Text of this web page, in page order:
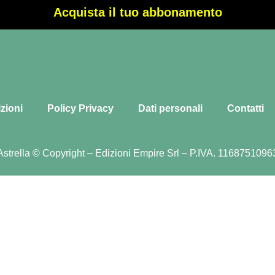
Acquista il tuo abbonamento
Policy Privacy Dati personali Contatti
© Copyright – Edizioni Empire Srl – P.IVA.